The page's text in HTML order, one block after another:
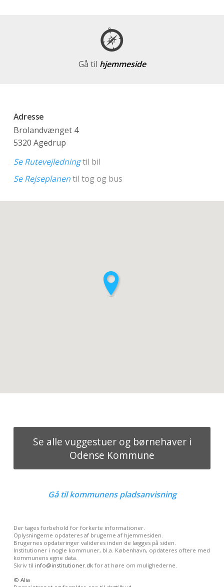
Gå til hjemmeside
Adresse
Brolandvænget 4
5320 Agedrup
Se Rutevejledningtil bil
Se Rejseplanentil tog og bus
Se alle vuggestuer og børnehaver i
Odense Kommune
Gå tilkommunens pladsanvisning
Der tages forbehold for forkerte informationer.
Oplysningerne opdateres af brugerne af hjemmesiden.
Brugernes opdateringer valideres inden de lægges på siden.
Institutioner i nogle kommuner, bl.a. København, opdateres oftere med
kommunens egne data.
Skriv til info@institutioner.dkfor at høre om mulighederne.
© Alia